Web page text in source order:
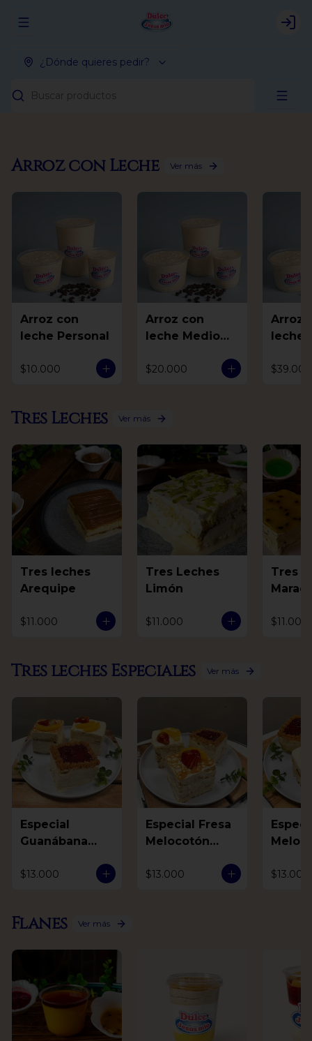
Abrir menu de navegación
¿Dónde quieres pedir?
Buscar productos
Arroz con Leche Ver más
Arroz con
leche Personal
$10.000
Arroz con
leche Medio
$20.000
Arroz
leche
$39.000
Tres Leches Ver más
Tres leches
Arequipe
$11.000
Tres Leches
Limón
$11.000
Tres
$11.000
Tres leches Especiales Ver más
Especial
Guanábana
$13.000
Especial Fresa
Melocotón
$13.000
Especial
$13.000
Flanes Ver más